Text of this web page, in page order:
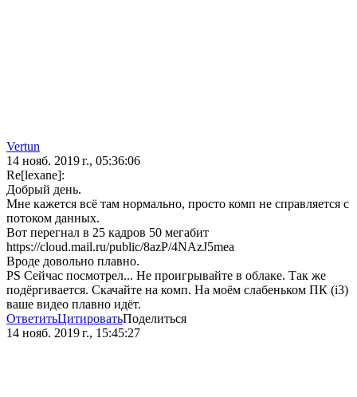
Vertun
14 нояб. 2019 г., 05:36:06
Re[lexane]:
Добрый день.
Мне кажется всё там нормально, просто комп не справляется с
потоком данных.
Вот перегнал в 25 кадров 50 мегабит
https://cloud.mail.ru/public/8azP/4NAzJ5mea
Вроде довольно плавно.
PS Сейчас посмотрел... Не проигрывайте в облаке. Так же
подёргивается. Скачайте на комп. На моём слабеньком ПК (i3)
ваше видео плавно идёт.
ОтветитьЦитироватьПоделиться
14 нояб. 2019 г., 15:45:27